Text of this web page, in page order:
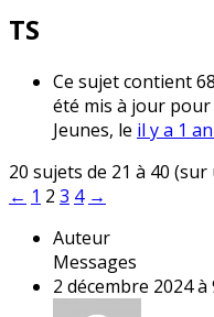
TS
Ce sujet contient
été mis à jour
Jeunes, le il y a 1
20 sujets de 21 à 40
← 1 2 3 4 →
Auteur
Messages
2 décembre 2024 à